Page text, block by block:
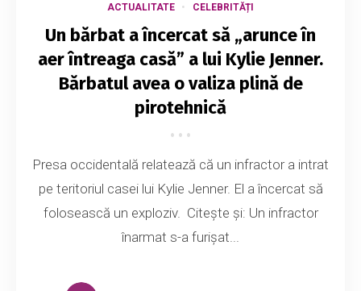
ACTUALITATE CELEBRITĂȚI
Un bărbat a încercat să „arunce în
aer întreaga casă” a lui Kylie Jenner.
Bărbatul avea o valiza plină de
pirotehnică
Presa occidentală relatează că un infractor a intrat
pe teritoriul casei lui Kylie Jenner. El a încercat să
folosească un exploziv. Citește și: Un infractor
înarmat s-a furișat...